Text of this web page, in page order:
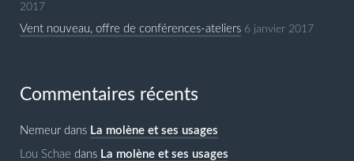
2017
Vent nouveau, offre de conférences-ateliers 6 janvier 2017
Commentaires récents
Nemeur dans La molène et ses usages
Lou Schae dans La molène et ses usages